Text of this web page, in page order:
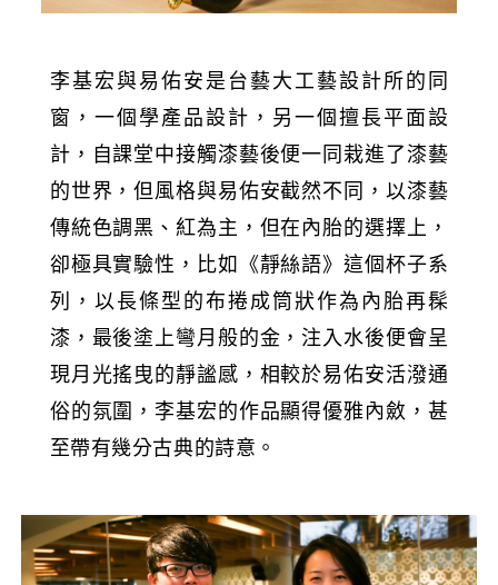
李基宏與易佑安是台藝大工藝設計所的同
窗，一個學產品設計，另一個擅長平面設
計，自課堂中接觸漆藝後便一同栽進了漆藝
的世界，但風格與易佑安截然不同，以漆藝
傳統色調黑、紅為主，但在內胎的選擇上，
卻極具實驗性，比如《靜絲語》這個杯子系
列，以長條型的布捲成筒狀作為內胎再髹
漆，最後塗上彎月般的金，注入水後便會呈
現月光搖曳的靜謐感，相較於易佑安活潑通
俗的氛圍，李基宏的作品顯得優雅內斂，甚
至帶有幾分古典的詩意。